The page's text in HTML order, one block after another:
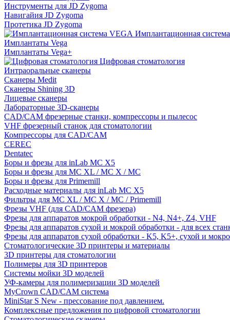
Инструменты для JD Zygoma
Навигайия JD Zygoma
Протетика JD Zygoma
Имплантационная
Имплантаты Vega
Имплантаты Vega+
Цифровая стоматология
Интраоральные сканеры
Сканеры Medit
Сканеры Shining 3D
Лицевые сканеры
Лабораторные 3D-сканеры
CAD/CAM фрезерные станки, компрессоры и пылесос
VHF фрезерный станок для стоматологии
Компрессоры для CAD/CAM
CEREC
Dentatec
Боры и фрезы для inLab MC X5
Боры и фрезы для MC XL / MC X / MC
Боры и фрезы для Primemill
Расходные материалы для inLab MC X5
Фильтры для MC XL / MC X / MC / Primemill
Фрезы VHF (для CAD/CAM фрезера)
Фрезы для аппаратов мокрой обработки - N4, N4+, Z4, VHF
Фрезы для аппаратов сухой и мокрой обработки - для всех
Фрезы для аппаратов сухой обработки - K5, K5+, сухой и
Стоматологические 3D принтеры и материалы
3D принтеры для стоматологии
Полимеры для 3D принтеров
Системы мойки 3D моделей
УФ-камеры для полимеризации 3D моделей
MyCrown CAD/CAM система
MiniStar S New - прессование под давлением.
Комплексные предложения по цифровой стоматологии